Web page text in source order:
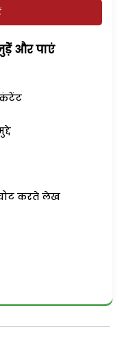
और पाएं
कंटेंट
करते लेख